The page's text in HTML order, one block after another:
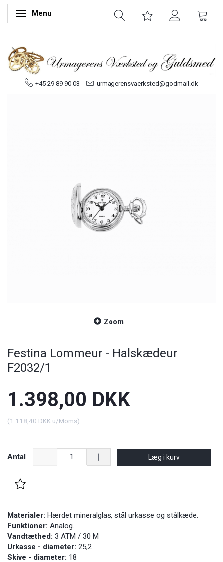
Skifte navigation
Menu
+45 29 89 90 03 urmagerensvaerksted@godmail.dk
Zoom
Festina Lommeur - Halskædeur
F2032/1
1.398,00 DKK
(1.118,40 DKK u/Moms)
Antal Læg i kurv
Materialer: Hærdet mineralglas, stål urkasse og stålkæde.
Funktioner: Analog.
Vandtæthed: 3 ATM / 30 M
Urkasse - diameter: 25,2
Skive - diameter: 18